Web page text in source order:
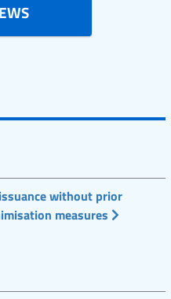
without prior
measures